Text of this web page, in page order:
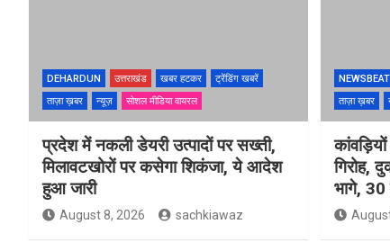
DEHARDUN उत्तराखंड खबर हटकर
ट्रेंडिंग खबरें
ताज़ा ख़बर
न्यूज़ सोशल मीडिया वायरल
प्रदेश में नकली डेयरी उत्पादों पर सख्ती,
मिलावटखोरों पर कसेगा शिकंजा, ये आदेश
हुआ जारी
August 8, 2026 sachkiawaz
NEWSBEAT
ताज़ा ख़बर
गिरोह,
भागे, 30